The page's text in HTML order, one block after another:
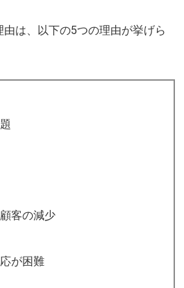
は、以下の5つの理由が挙げら
客の減少
が困難